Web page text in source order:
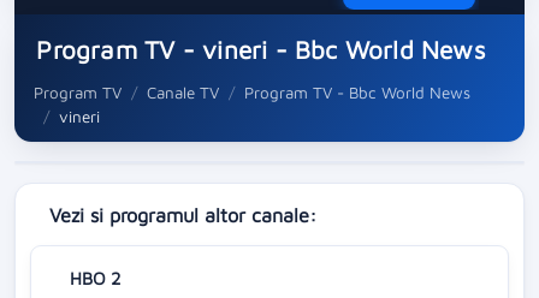
Program TV - vineri - Bbc World News
Program TV Canale TV
Program TV - Bbc World News
vineri
Vezi si programul altor canale:
HBO 2